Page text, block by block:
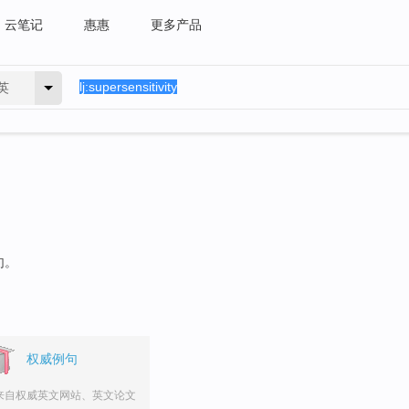
云笔记 惠惠 更多产品
权威例句
自权威英文网站、英文论文